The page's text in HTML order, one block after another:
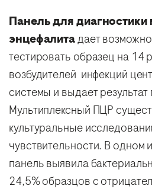
Панель для диагностики
энцефалитадает
тестировать образец на 14
возбудителей инфекций
системы и выдает
Мультиплексный ПЦР
культуральные
чувствительности. В одном
панель выявила
24,5% образцов с